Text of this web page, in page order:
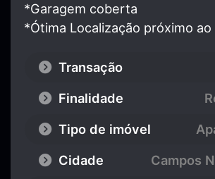
*Garagem coberta
*Ótima Localização próximo ao
Transação
Finalidade
Tipo de imóvel
Cidade
Campos